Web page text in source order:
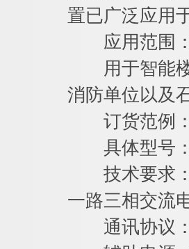
置已广泛应用
应用范围
用于智能楼
消防单位以及
订货范例
具体型号：
技术要求：
一路三相交流
通讯协议：